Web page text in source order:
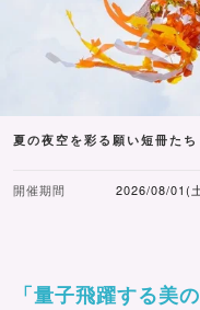
夏の夜空を彩る願い短冊たち
開催期間 2026/08/01(
「量子飛躍する美